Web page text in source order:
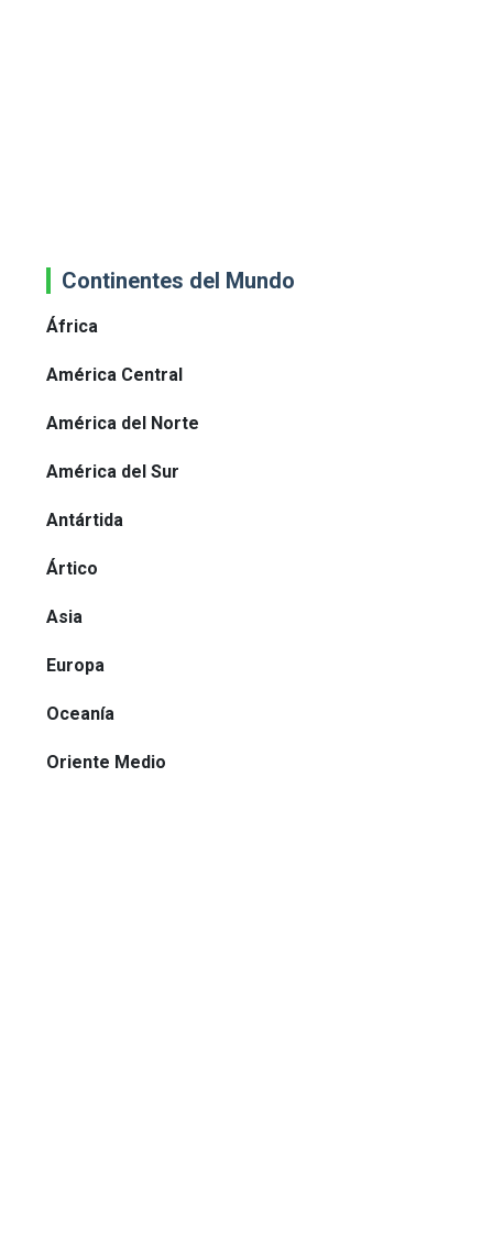
Continentes del Mundo
África
América Central
América del Norte
América del Sur
Antártida
Ártico
Asia
Europa
Oceanía
Oriente Medio